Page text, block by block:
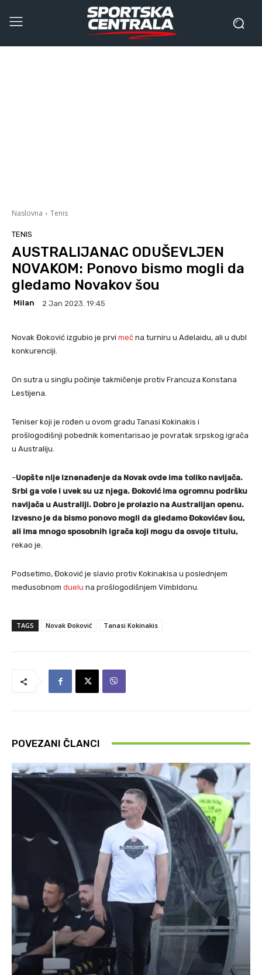
Naslovna Tenis
TENIS
AUSTRALIJANAC ODUŠEVLJEN
NOVAKOM: Ponovo bismo mogli da
gledamo Novakov šou
Milan 2 Jan 2023. 19:45
Novak Đoković izgubio je prvi meč na turniru u Adelaidu, ali u dubl
konkurenciji.
On sutra u singlu počinje takmičenje protiv Francuza Konstana
Lestijena.
Teniser koji je rođen u ovom gradu Tanasi Kokinakis i
prošlogodišnji pobednik komentarisao je povratak srpskog igrača
u Australiju.
–Uopšte nije iznenađenje da Novak ovde ima toliko navijača.
Srbi ga vole i uvek su uz njega. Đoković ima ogromnu podršku
navijača u Australiji. Dobro je prolazio na Australijan openu.
Izvesno je da bismo ponovo mogli da gledamo Đokovićev šou,
ali ima mnogo sposobnih igrača koji mogu da osvoje titulu,
rekao je.
Podsetimo, Đoković je slavio protiv Kokinakisa u poslednjem
međusobnom duelu na prošlogodišnjem Vimbldonu.
TAGS Novak Đoković Tanasi Kokinakis
POVEZANI ČLANCI